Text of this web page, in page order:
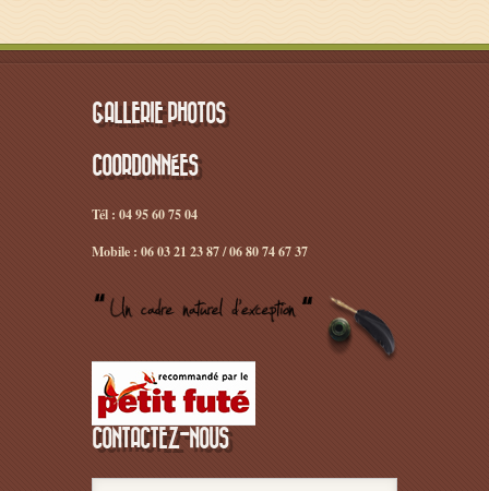
GALLERIE PHOTOS
COORDONNÉES
Tél : 04 95 60 75 04
Mobile : 06 03 21 23 87 / 06 80 74 67 37
CONTACTEZ-NOUS